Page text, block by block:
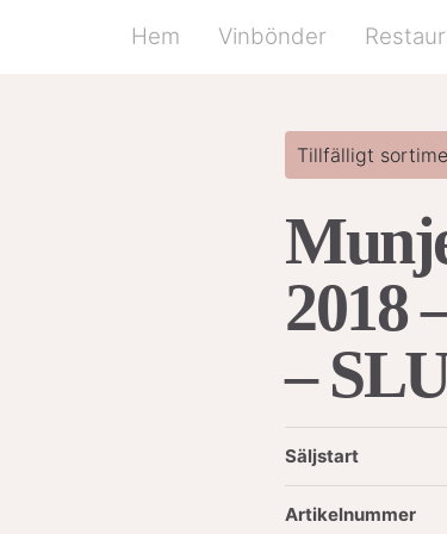
Hem Vinbönder
Tillfälligt
2018
–
Säljstart
Artikelnummer